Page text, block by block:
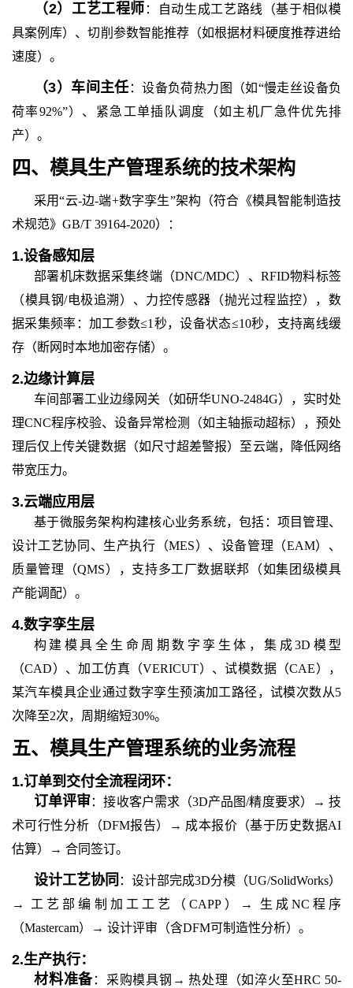
（2） 工艺工程师 ：自动生成工艺路线（基于相似模
具案例库）、切削参数智能推荐（如根据材料硬度推荐进给
速度）。
（3） 车间主任 ：设备负荷热力图（如“慢走丝设备负
荷率92%”）、紧急工单插队调度（如主机厂急件优先排
产）。
四、模具生产管理系统的技术架构
采用“云-边-端+数字孪生”架构（符合《模具智能制造技
术规范》GB/T 39164-2020）：
1.设备感知层
部署机床数据采集终端（DNC/MDC）、RFID物料标签
（模具钢/电极追溯）、力控传感器（抛光过程监控），数
据采集频率：加工参数≤1秒，设备状态≤10秒，支持离线缓
存（断网时本地加密存储）。
2.边缘计算层
车间部署工业边缘网关（如研华UNO-2484G），实时处
理CNC程序校验、设备异常检测（如主轴振动超标），预处
理后仅上传关键数据（如尺寸超差警报）至云端，降低网络
带宽压力。
3.云端应用层
基于微服务架构构建核心业务系统，包括：项目管理、
设计工艺协同、生产执行（MES）、设备管理（EAM）、
质量管理（QMS），支持多工厂数据联邦（如集团级模具
产能调配）。
4.数字孪生层
构建模具全生命周期数字孪生体，集成3D模型
（CAD）、加工仿真（VERICUT）、试模数据（CAE），
某汽车模具企业通过数字孪生预演加工路径，试模次数从5
次降至2次，周期缩短30%。
五、 模具生产管理系统的业务流程
1.订单到交付全流程闭环：
订单评审：接收客户需求（3D产品图/精度要求）→ 技
术可行性分析（DFM报告）→ 成本报价（基于历史数据AI
估算）→ 合同签订。
设计工艺协同 ：设计部完成3D分模（UG/SolidWorks）
→ 工艺部编制加工工艺（CAPP）→ 生成NC程序
（Mastercam）→ 设计评审（含DFM可制造性分析）。
2.生产执行：
材料准备：采购模具钢→ 热处理（如淬火至HRC 50-